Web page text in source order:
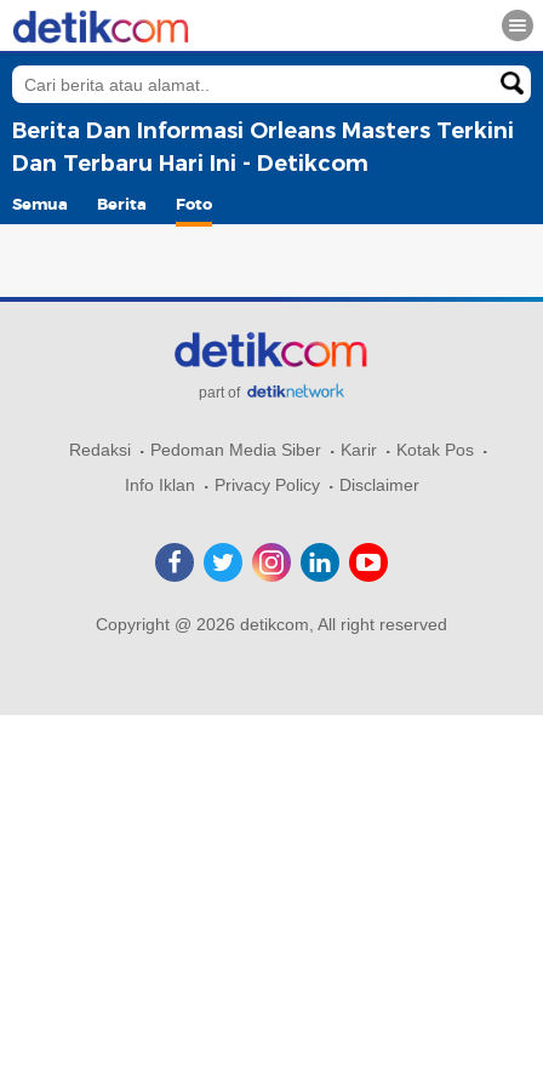
Berita Dan Informasi Orleans Masters Terkini
Dan Terbaru Hari Ini - Detikcom
Semua Berita Foto
part of
Redaksi Pedoman Media Siber Karir
Kotak Pos
Info Iklan
Privacy Policy Disclaimer
Copyright @ 2026 detikcom, All right reserved